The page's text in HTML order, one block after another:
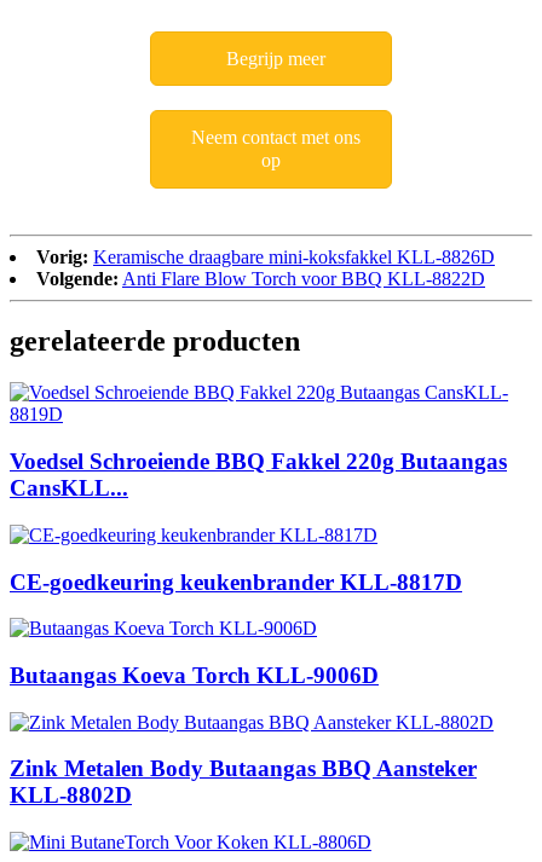
Begrijp meer
Neem contact met ons
op
Vorig: Keramische draagbare mini-koksfakkel KLL-8826D
Volgende: Anti Flare Blow Torch voor BBQ KLL-8822D
gerelateerde producten
Voedsel Schroeiende BBQ Fakkel 220g Butaangas
CansKLL...
CE-goedkeuring keukenbrander KLL-8817D
Butaangas Koeva Torch KLL-9006D
Zink Metalen Body Butaangas BBQ Aansteker
KLL-8802D